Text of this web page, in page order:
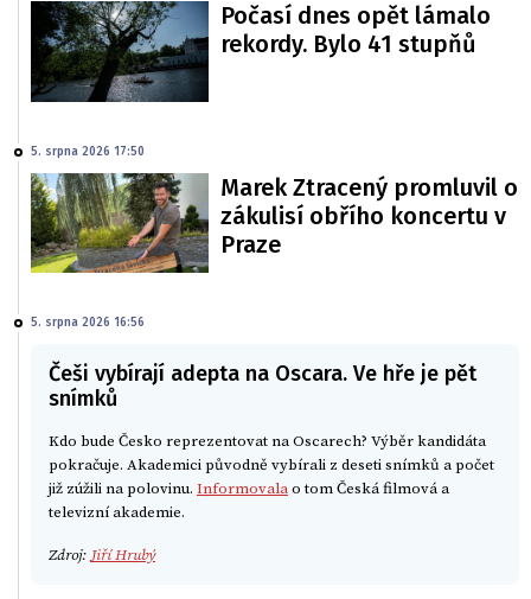
Počasí dnes opět lámalo
rekordy. Bylo 41 stupňů
5. srpna 2026 17:50
Marek Ztracený promluvil o
zákulisí obřího koncertu v
Praze
5. srpna 2026 16:56
Češi vybírají adepta na Oscara. Ve hře je pět
snímků
Kdo bude Česko reprezentovat na Oscarech? Výběr kandidáta
pokračuje. Akademici původně vybírali z deseti snímků a počet
již zúžili na polovinu. Informovalao tom Česká filmová a
televizní akademie.
Zdroj: Jiří Hrubý